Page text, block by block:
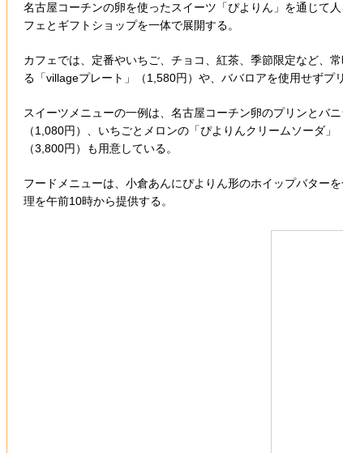
名古屋コーチンの卵を使ったスイーツ「ぴよりん」を通じて
フェとギフトショップを一体で展開する。
カフェでは、定番やいちご、チョコ、紅茶、季節限定など、
る「villageプレート」（1,580円）や、ババロアを使用せずプ
スイーツメニューの一例は、名古屋コーチン卵のプリンとバ
（1,080円）、いちごとメロンの「ぴよりんクリームソーダ
（3,800円）も用意している。
フードメニューは、小倉あんにぴよりん形のホイップバター
理を午前10時から提供する。